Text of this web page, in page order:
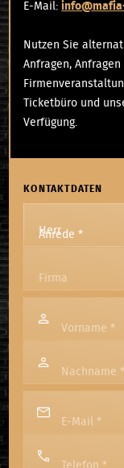
E-Mail:
Nutzen Sie
Anfragen,
Ticketbüro und
Verfügung.
KONTAKTDATEN
Anrede *
Firma
Vorname *
Nachname *
E-Mail *
Telefon *